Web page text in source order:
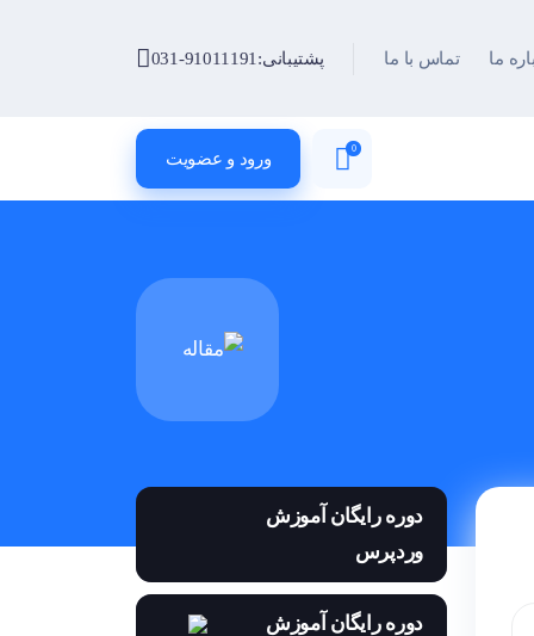
ما تماس با ما پشتیبانی: 031-91011191
0
ورود و عضویت
دوره رایگان آموزش
وردپرس
دوره رایگان آموزش